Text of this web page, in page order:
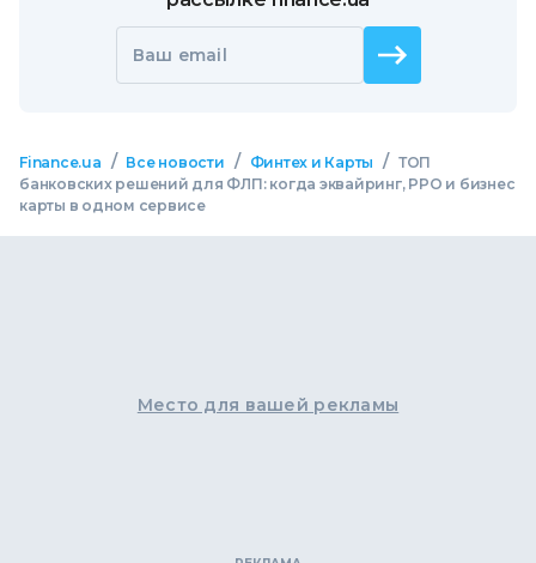
Ваш email
Finance.ua / Все новости / Финтех и Карты / ТОП
банковских решений для ФЛП: когда эквайринг, РРО и бизнес
карты в одном сервисе
Место для вашей рекламы